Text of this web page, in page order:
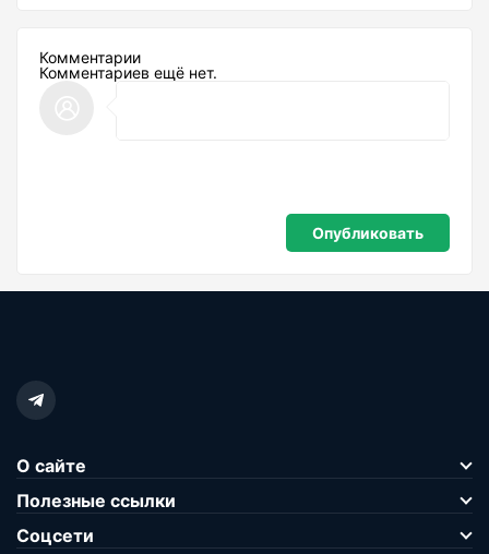
Комментарии
Комментариев ещё нет.
О сайте
Полезные ссылки
Соцсети